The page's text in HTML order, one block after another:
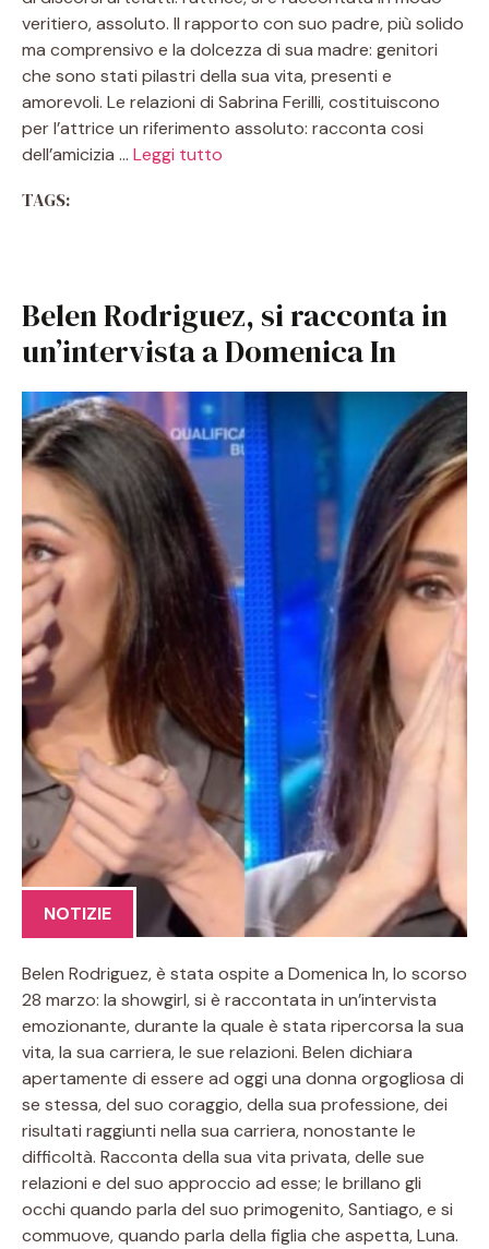
veritiero, assoluto. Il rapporto con suo padre, più solido
ma comprensivo e la dolcezza di sua madre: genitori
che sono stati pilastri della sua vita, presenti e
amorevoli. Le relazioni di Sabrina Ferilli, costituiscono
per l’attrice un riferimento assoluto: racconta cosi
dell’amicizia … Leggi tutto
TAGS:
Belen Rodriguez, si racconta in
un’intervista a Domenica In
NOTIZIE
Belen Rodriguez, è stata ospite a Domenica In, lo scorso
28 marzo: la showgirl, si è raccontata in un’intervista
emozionante, durante la quale è stata ripercorsa la sua
vita, la sua carriera, le sue relazioni. Belen dichiara
apertamente di essere ad oggi una donna orgogliosa di
se stessa, del suo coraggio, della sua professione, dei
risultati raggiunti nella sua carriera, nonostante le
difficoltà. Racconta della sua vita privata, delle sue
relazioni e del suo approccio ad esse; le brillano gli
occhi quando parla del suo primogenito, Santiago, e si
commuove, quando parla della figlia che aspetta, Luna.